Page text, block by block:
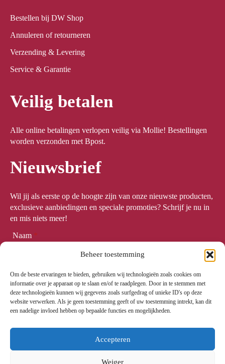
Beheer toestemming
Om de beste ervaringen te bieden, gebruiken wij technologieën zoals cookies om
informatie over je apparaat op te slaan en/of te raadplegen. Door in te stemmen met
deze technologieën kunnen wij gegevens zoals surfgedrag of unieke ID's op deze
website verwerken. Als je geen toestemming geeft of uw toestemming intrekt, kan dit
een nadelige invloed hebben op bepaalde functies en mogelijkheden.
Accepteren
Weiger
Bestellen bij DW Shop
Annuleren of retourneren
Verzending & Levering
Service & Garantie
Veilig betalen
Alle online betalingen verlopen veilig via Mollie! Bestellingen
worden verzonden met Bpost.
Nieuwsbrief
Wil jij als eerste op de hoogte zijn van onze nieuwste producten,
exclusieve aanbiedingen en speciale promoties? Schrijf je nu in
en mis niets meer!
Naam *
Email *
Meld me aan